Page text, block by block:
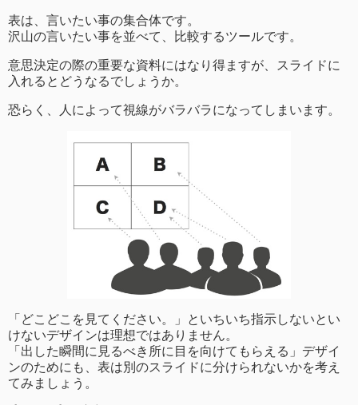
表は、言いたい事の集合体です。
沢山の言いたい事を並べて、比較するツールです。
意思決定の際の重要な資料にはなり得ますが、スライドに
入れるとどうなるでしょうか。
恐らく、人によって視線がバラバラになってしまいます。
「どこどこを見てください。」といちいち指示しないとい
けないデザインは理想ではありません。
「出した瞬間に見るべき所に目を向けてもらえる」デザイ
ンのためにも、表は別のスライドに分けられないかを考え
てみましょう。